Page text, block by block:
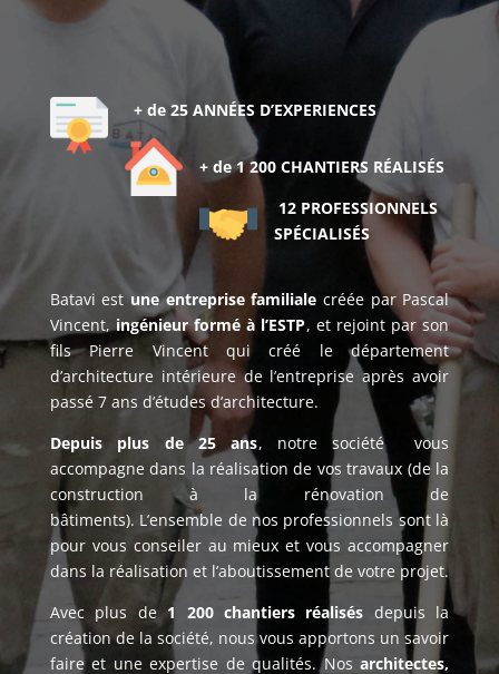
+ de 25 ANNÉES D’EXPERIENCES
+ de 1 200 CHANTIERS RÉALISÉS
12 PROFESSIONNELS
SPÉCIALISÉS
Batavi estune entreprise familiale créée par Pascal
Vincent, ingénieur formé à l’ESTP, et rejoint par son
fils Pierre Vincent qui créé le département
d’architecture intérieure de l’entreprise après avoir
passé 7 ans d’études d’architecture.
Depuis plus de 25 ans, notre société vous
accompagne dans la réalisation de vos travaux (de la
construction à la rénovation de
bâtiments). L’ensemble de nos professionnels sont là
pour vous conseiler au mieux et vous accompagner
dans la réalisation et l’aboutissement de votre projet.
Avec plus de 1 200 chantiers réalisés depuis la
création de la société, nous vous apportons un savoir
faire et une expertise de qualités. Nosarchitectes,